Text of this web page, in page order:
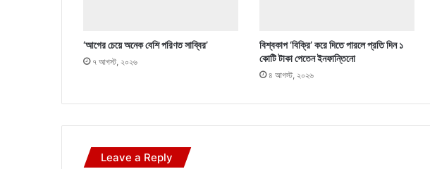
‘আগের চেয়ে অনেক বেশি পরিণত সাব্বির’
৭ আগস্ট, ২০২৬
বিশ্বকাপ ‘বিক্রি’ করে দিতে পারলে প্রতি দিন ১
কোটি টাকা পেতেন ইনফান্তিনো
৪ আগস্ট, ২০২৬
Leave a Reply